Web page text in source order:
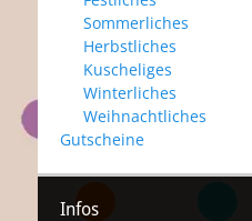
Sommerliches
Herbstliches
Kuscheliges
Winterliches
Weihnachtliches
Gutscheine
Infos